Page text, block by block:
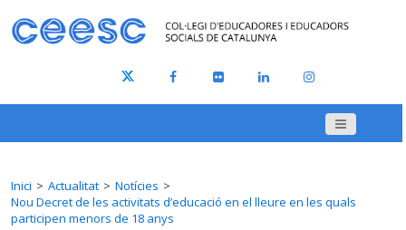
Inici Actualitat
Notícies
Nou Decret de les activitats d’educació en el lleure en les quals
participen menors de 18 anys